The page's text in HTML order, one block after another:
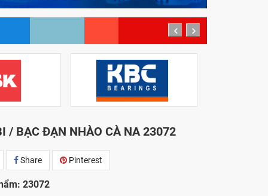
prev next
/ BẠC ĐẠN NHÀO CÀ NA 23072
Share Pinterest
23072